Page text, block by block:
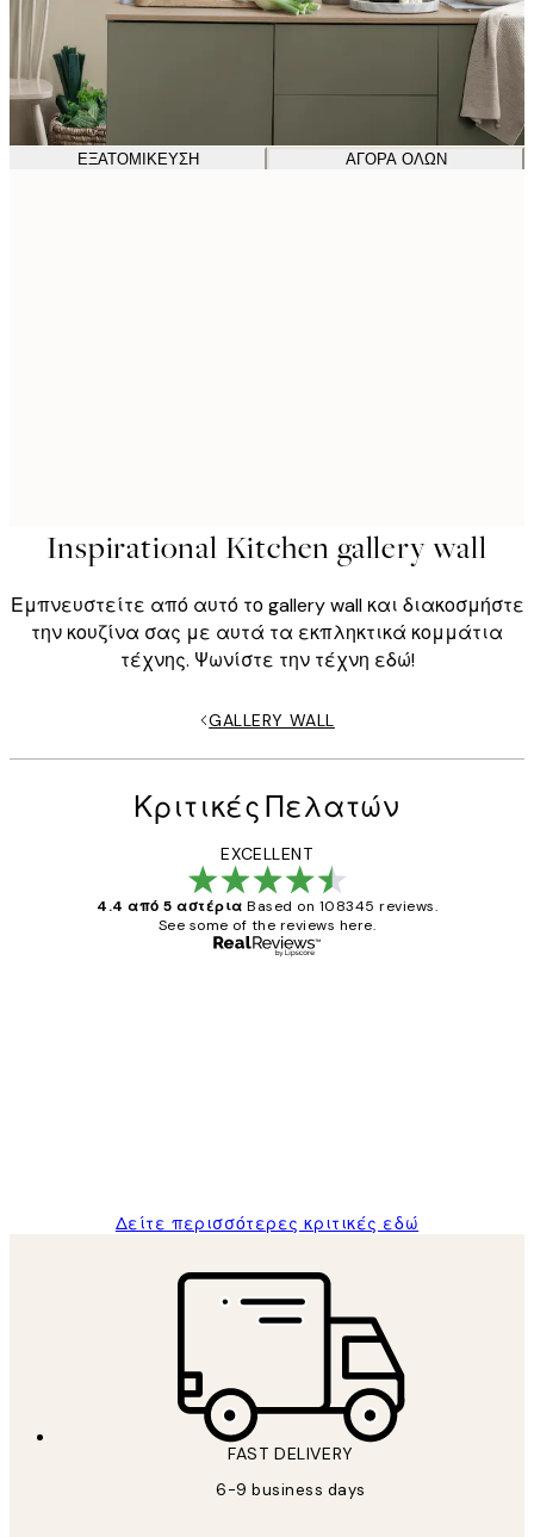
ΕΞΑΤΟΜΊΚΕΥΣΗ ΑΓΟΡΆ ΌΛΩΝ
Inspirational Kitchen gallery wall
Εμπνευστείτε από αυτό το gallery wall και διακοσμήστε
την κουζίνα σας με αυτά τα εκπληκτικά κομμάτια
τέχνης. Ψωνίστε την τέχνη εδώ!
GALLERY WALL
Κριτικές Πελατών
EXCELLENT
4.4 από 5 αστέρια Based on 108345 reviews.
See some of the reviews here.
Δείτε περισσότερες κριτικές εδώ
FAST DELIVERY
6-9 business days